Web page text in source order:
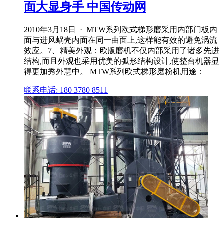
面大显身手 中国传动网
2010年3月18日 · MTW系列欧式梯形磨采用内部门板内
面与进风蜗壳内面在同一曲面上,这样能有效的避免涡流
效应。7、精美外观：欧版磨机不仅内部采用了诸多先进
结构,而且外观也采用优美的弧形结构设计,使整台机器显
得更加秀外慧中。 MTW系列欧式梯形磨粉机用途：
联系电话: 180 3780 8511